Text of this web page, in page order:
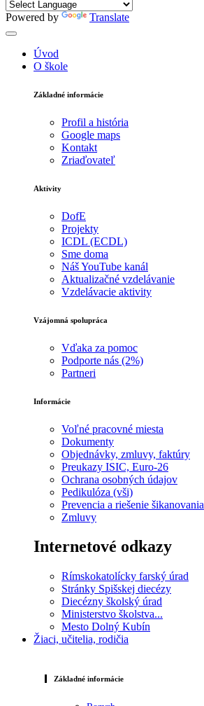
Powered by Translate
Úvod
O škole
Základné informácie
Profil a história
Google maps
Kontakt
Zriaďovateľ
Aktivity
DofE
Projekty
ICDL (ECDL)
Sme doma
Náš YouTube kanál
Aktualizačné vzdelávanie
Vzdelávacie aktivity
Vzájomná spolupráca
Vďaka za pomoc
Podporte nás (2%)
Partneri
Informácie
Voľné pracovné miesta
Dokumenty
Objednávky, zmluvy, faktúry
Preukazy ISIC, Euro-26
Ochrana osobných údajov
Pedikulóza (vši)
Prevencia a riešenie šikanovania
Zmluvy
Internetové odkazy
Rímskokatolícky farský úrad
Stránky Spišskej diecézy
Diecézny školský úrad
Ministerstvo školstva...
Mesto Dolný Kubín
Žiaci, učitelia, rodičia
Základné informácie